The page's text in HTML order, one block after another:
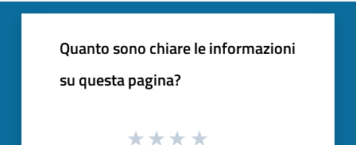
Quanto sono chiare le informazioni
su questa pagina?